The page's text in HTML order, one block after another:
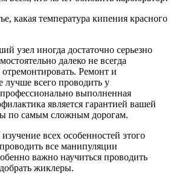
какая температура кипения красного
узел иногда достаточно серьезно
далеко не всегда
Ремонт и
лучше всего проводить у
выполненная
является гарантией вашей
по самым сложным дорогам.
всех особенностей этого
проводить все манипуляции
важно научиться проводить
жиклеры.